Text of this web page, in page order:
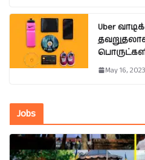
Uber
May 16, 2023
Jobs